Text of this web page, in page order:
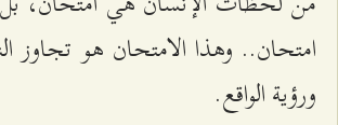
امتحان.. وهذا الامتحان هو تجاوز
ورؤية الواقع.